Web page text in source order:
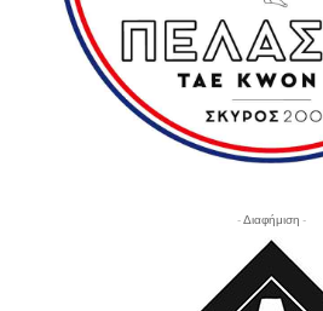
- Διαφήμιση -